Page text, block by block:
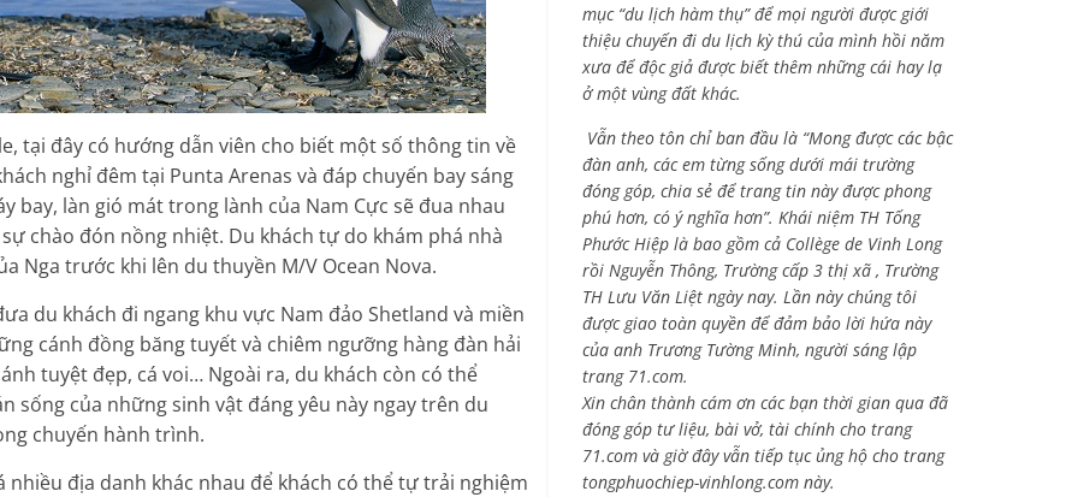
tại đây có hướng dẫn viên cho biết một số thông tin về
nghỉ đêm tại Punta Arenas và đáp chuyến bay sáng
bay, làn gió mát trong lành của Nam Cực sẽ đua nhau
chào đón nồng nhiệt. Du khách tự do khám phá nhà
Nga trước khi lên du thuyền M/V Ocean Nova.
du khách đi ngang khu vực Nam đảo Shetland và miền
cánh đồng băng tuyết và chiêm ngưỡng hàng đàn hải
tuyệt đẹp, cá voi… Ngoài ra, du khách còn có thể
sống của những sinh vật đáng yêu này ngay trên du
chuyến hành trình.
địa danh khác nhau để khách có thể tự trải nghiệm
mục “du lịch hàm thụ” để mọi người được giới
thiệu chuyến đi du lịch kỳ thú của mình hồi năm
xưa để độc giả được biết thêm những cái hay lạ
ở một vùng đất khác.
Vẫn theo tôn chỉ ban đầu là “Mong được các bậc
đàn anh, các em từng sống dưới mái trường
đóng góp, chia sẻ để trang tin này được phong
phú hơn, có ý nghĩa hơn”. Khái niệm TH Tống
Phước Hiệp là bao gồm cả Collège de Vinh Long
rồi Nguyễn Thông, Trường cấp 3 thị xã , Trường
TH Lưu Văn Liệt ngày nay. Lần này chúng tôi
được giao toàn quyền để đảm bảo lời hứa này
của anh Trương Tường Minh, người sáng lập
trang 71.com.
Xin chân thành cám ơn các bạn thời gian qua đã
đóng góp tư liệu, bài vở, tài chính cho trang
71.com và giờ đây vẫn tiếp tục ủng hộ cho trang
tongphuochiep-vinhlong.com này.